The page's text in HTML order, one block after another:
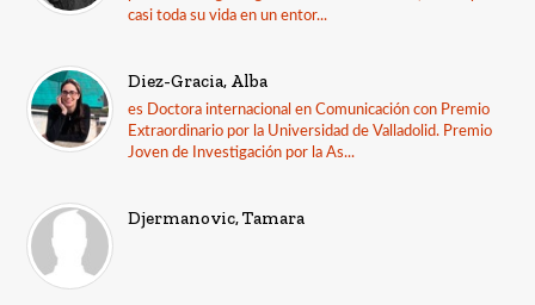
casi toda su vida en un entor...
Diez-Gracia, Alba
es Doctora internacional en Comunicación con Premio
Extraordinario por la Universidad de Valladolid. Premio
Joven de Investigación por la As...
Djermanovic, Tamara